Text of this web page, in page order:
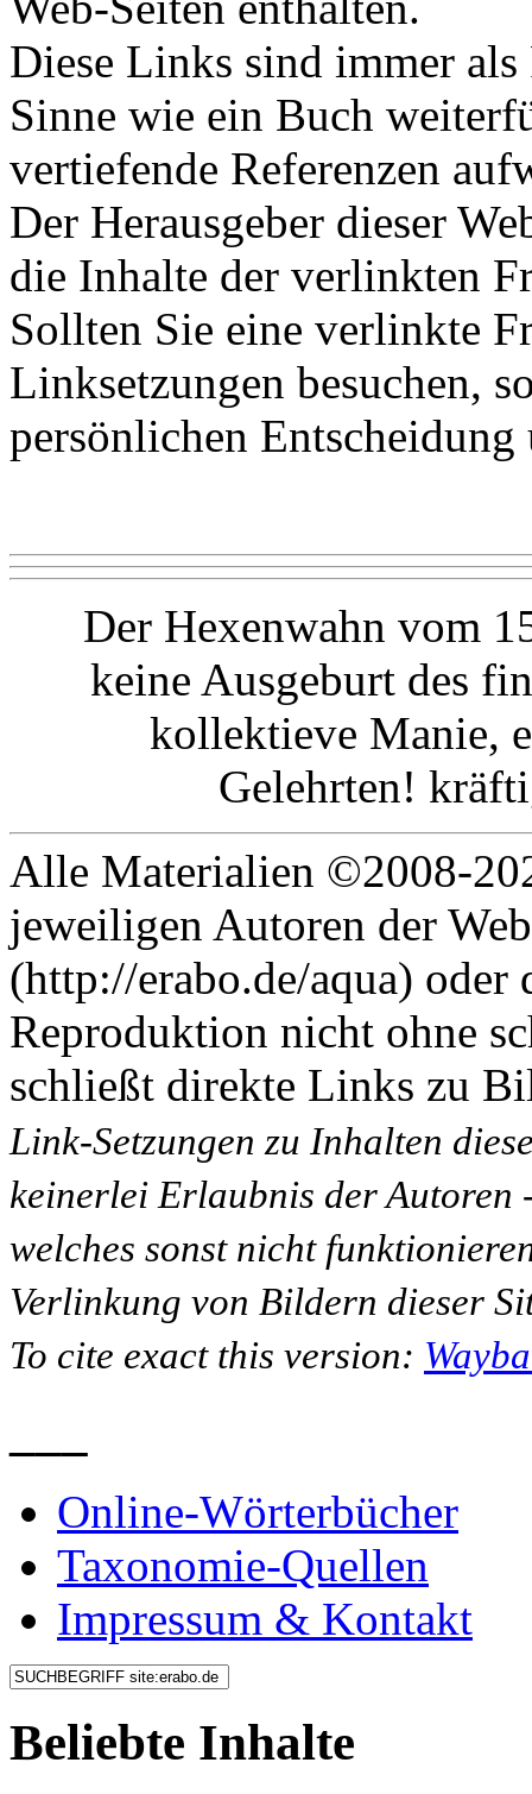
Diese Links sind immer als
Sinne wie ein Buch
vertiefende Referenzen
Der Herausgeber dieser
die Inhalte der verlinkten
Sollten Sie eine verlinkte
Linksetzungen besuchen,
persönlichen
Der Hexenwahn vom
keine Ausgeburt des
kollektieve Manie,
Gelehrten!
Alle Materialien ©2008-
jeweiligen Autoren der
(http://erabo.de/aqua) oder
Reproduktion nicht ohne
schließt direkte Links zu
Link-Setzungen zu Inhalten
keinerlei Erlaubnis der Autoren
welches sonst nicht
Verlinkung von Bildern dieser
To cite exact this version:
Online-Wörterbücher
Taxonomie-Quellen
Impressum & Kontakt
Beliebte Inhalte